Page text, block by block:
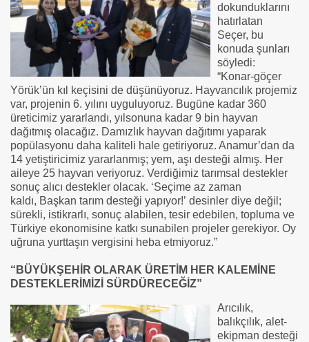
dokunduklarını
hatırlatan
Seçer, bu
konuda şunları
söyledi:
“Konar-göçer
Yörük’ün kıl keçisini de düşünüyoruz. Hayvancılık projemiz
var, projenin 6. yılını uyguluyoruz. Bugüne kadar 360
üreticimiz yararlandı, yılsonuna kadar 9 bin hayvan
dağıtmış olacağız. Damızlık hayvan dağıtımı yaparak
popülasyonu daha kaliteli hale getiriyoruz. Anamur’dan da
14 yetiştiricimiz yararlanmış; yem, aşı desteği almış. Her
aileye 25 hayvan veriyoruz. Verdiğimiz tarımsal destekler
sonuç alıcı destekler olacak. ‘Seçime az zaman
kaldı, Başkan tarım desteği yapıyor!’ desinler diye değil;
sürekli, istikrarlı, sonuç alabilen, tesir edebilen, topluma ve
Türkiye ekonomisine katkı sunabilen projeler gerekiyor. Oy
uğruna yurttaşın vergisini heba etmiyoruz.”
“BÜYÜKŞEHİR OLARAK ÜRETİM HER KALEMİNE
DESTEKLERİMİZİ SÜRDÜRECEĞİZ”
Arıcılık,
balıkçılık, alet-
ekipman desteği